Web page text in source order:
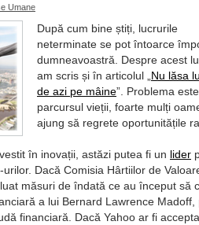
Umane
După cum bine știți, lucrurile
neterminate se pot întoarce
dumneavoastră. Despre acest
am scris și în articolul „ Nu lăsa
de azi pe mâine”. Problema
parcursul vieții, foarte mulți
ajung să regrete oportunitățile
în inovații, astăzi putea fi un lider
Dacă Comisia Hârtiilor de
măsuri de îndată ce au început să
a lui Bernard Lawrence Madoff,
financiară. Dacă Yahoo ar fi